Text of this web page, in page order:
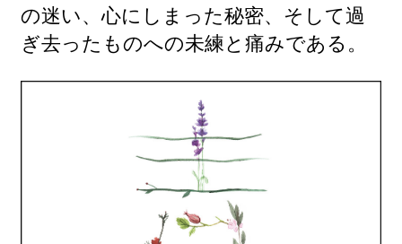
の迷い、心にしまった秘密、そして過
ぎ去ったものへの未練と痛みである。